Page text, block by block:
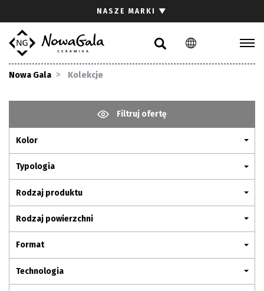
PL EN
NASZE MARKI ▼
Nowa Gala Kolekcje
Filtruj ofertę
Kolor
Typologia
Rodzaj produktu
Rodzaj powierzchni
Format
Technologia
Gdzie kupić
Pliki do pobrania
Pytania i odpowiedzi
Kariera
Kontakt
Komunikacja z akcjonariuszami